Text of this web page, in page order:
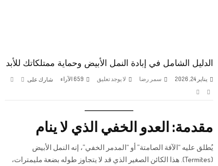
الدليل الشامل في إبادة النمل الأبيض وحماية ممتلكاتك للأبد
يناير 24, 2026 سمر رضا لا يوجد تعليق الآراء شارك على
مقدمة: العدو الخفي الذي لا ينام
يُطلق عليه “الآفة الصامتة” أو “المدمر الخفي”، إنه النمل الأبيض
(Termites). هذا الكائن الصغير الذي قد لا يتجاوز طوله بضعة مليمترات،